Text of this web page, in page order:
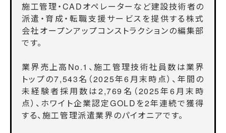
施工管理・CADオペレーターなど建設技術者の
派遣・育成・転職支援サービスを提供する株式
会社オープンアップコンストラクションの編集部
です。
業界売上高No.1、施工管理技術社員数は業界
トップの7,543名（2025年6月末時点）、年間の
未経験者採用数は2,769名（2025年6月末時
点）、ホワイト企業認定GOLDを2年連続で獲得
する、施工管理派遣業界のパイオニアです。